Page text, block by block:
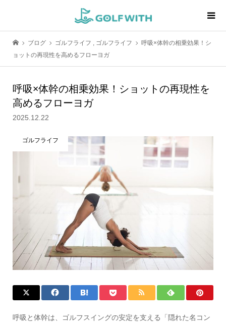
ブログ ゴルフライフ , ゴルフライフ
呼吸×体幹の相乗効果！シ
ョットの再現性を高めるフローヨガ
呼吸×体幹の相乗効果！ショットの再現性を
高めるフローヨガ
2025.12.22
ゴルフライフ
呼吸と体幹は、ゴルフスイングの安定を支える「隠れた名コン